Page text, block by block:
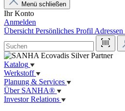
Menü schließen
Ihr Konto
Anmelden
Übersicht Persönliches Profil Adressen
Katalog
Werkstoff
Planung & Services
Über SANHA®
Investor Relations